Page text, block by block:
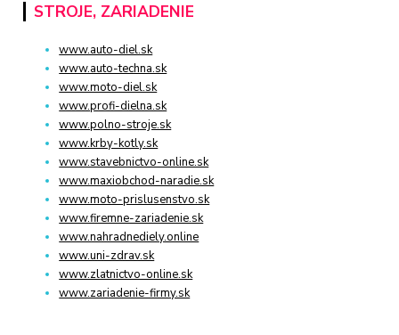
STROJE, ZARIADENIE
www.auto-diel.sk
www.auto-techna.sk
www.moto-diel.sk
www.profi-dielna.sk
www.polno-stroje.sk
www.krby-kotly.sk
www.stavebnictvo-online.sk
www.maxiobchod-naradie.sk
www.moto-prislusenstvo.sk
www.firemne-zariadenie.sk
www.nahradnediely.online
www.uni-zdrav.sk
www.zlatnictvo-online.sk
www.zariadenie-firmy.sk